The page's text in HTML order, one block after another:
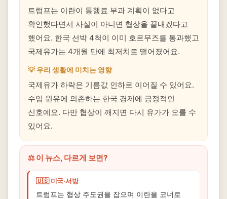
트럼프는 이란이 통행료 부과 계획이 없다고
확인했다면서 사실이 아니면 협상을 끝내겠다고
했어요. 한국 선박 4척이 이미 호르무즈를 통과했고
국제유가는 4개월 만에 최저치로 떨어졌어요.
💡 우리 생활에 미치는 영향
국제유가 하락은 기름값 인하로 이어질 수 있어요.
수입 원유에 의존하는 한국 경제에 긍정적인
신호예요. 다만 협상이 깨지면 다시 유가가 오를 수
있어요.
⚖️ 이 뉴스, 다르게 보면?
🇺🇸 미국·서방
트럼프는 협상 주도권을 잡으며 이란을 코너로